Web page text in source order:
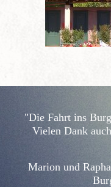
"Die Fahrt ins
Vielen Dank
Marion und